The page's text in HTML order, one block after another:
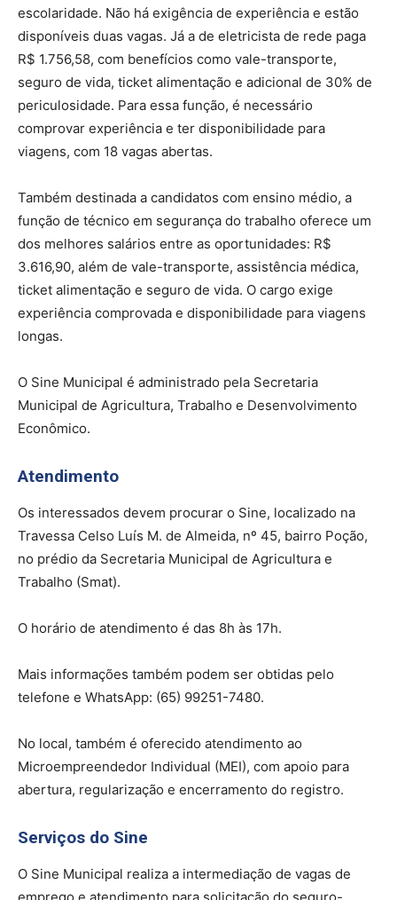
escolaridade. Não há exigência de experiência e estão
disponíveis duas vagas. Já a de eletricista de rede paga
R$ 1.756,58, com benefícios como vale-transporte,
seguro de vida, ticket alimentação e adicional de 30% de
periculosidade. Para essa função, é necessário
comprovar experiência e ter disponibilidade para
viagens, com 18 vagas abertas.
Também destinada a candidatos com ensino médio, a
função de técnico em segurança do trabalho oferece um
dos melhores salários entre as oportunidades: R$
3.616,90, além de vale-transporte, assistência médica,
ticket alimentação e seguro de vida. O cargo exige
experiência comprovada e disponibilidade para viagens
longas.
O Sine Municipal é administrado pela Secretaria
Municipal de Agricultura, Trabalho e Desenvolvimento
Econômico.
Atendimento
Os interessados devem procurar o Sine, localizado na
Travessa Celso Luís M. de Almeida, nº 45, bairro Poção,
no prédio da Secretaria Municipal de Agricultura e
Trabalho (Smat).
O horário de atendimento é das 8h às 17h.
Mais informações também podem ser obtidas pelo
telefone e WhatsApp: (65) 99251-7480.
No local, também é oferecido atendimento ao
Microempreendedor Individual (MEI), com apoio para
abertura, regularização e encerramento do registro.
Serviços do Sine
O Sine Municipal realiza a intermediação de vagas de